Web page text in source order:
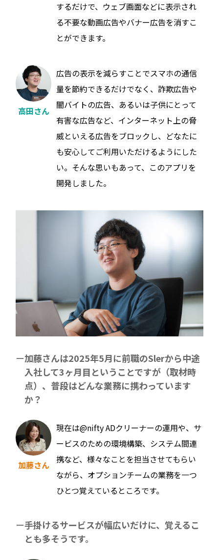
するだけで、ウェブ画面などに表示され
る不要な動画広告やバナー広告を消すこ
とができます。
高田さん
広告の表示を減らすことでスマホの通信
量を節約できるだけでなく、詐欺広告や
闇バイトの広告、あるいは子供にとって
有害な広告など、インターネット上の脅
威といえる広告をブロックし、どなたに
も安心してご利用いただけるようにした
い。そんな思いもあって、このアプリを
開発しました。
加藤さんは2025年5月に前職のSlerから中途
入社して3ヶ月目ということですが（取材時
点）、普段はどんな業務に携わっています
か？
加藤さん
現在は@nifty ADクリーナーの運用や、サ
ービスのための環境構築、システム間連
携など、様々なことを担当させてもらい
ながら、オプションチームの業務を一つ
ひとつ覚えているところです。
手掛けるサービスが幅広いだけに、覚えるこ
とも多そうです。